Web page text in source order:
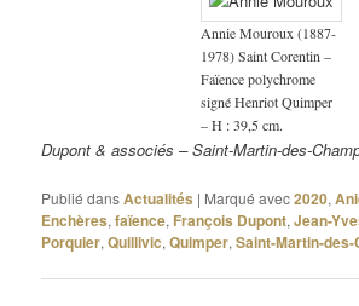
Annie Mouroux (1887-
1978) Saint Corentin –
Faïence polychrome
signé Henriot Quimper
– H : 39,5 cm.
Dupont & associés – Saint-Martin-des-
Publié dansActualités | Marqué avec2020,
Enchères,faïence, François Dupont,Jean-
Porquier,Quillivic,Quimper,Saint-Martin-des-